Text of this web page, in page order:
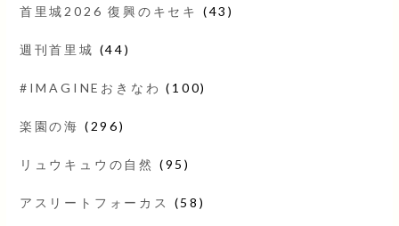
首里城2026 復興のキセキ (43)
週刊首里城 (44)
#IMAGINEおきなわ (100)
楽園の海 (296)
リュウキュウの自然 (95)
アスリートフォーカス (58)